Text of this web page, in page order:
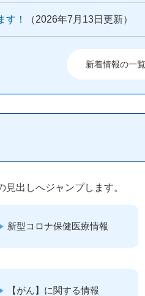
す！ （2026年7月13日更新）
新着情報の一覧
出しへジャンプします。
新型コロナ保健医療情報
【がん】に関する情報